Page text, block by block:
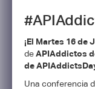
¡El Martes 16 de
deAPIAddictos
de
Una conferencia